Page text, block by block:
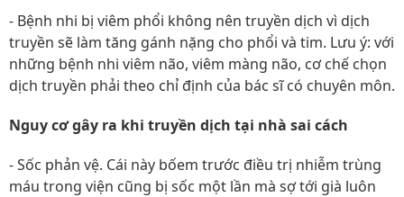
- Bệnh nhi bị viêm phổi không nên truyền dịch vì dịch
truyền sẽ làm tăng gánh nặng cho phổi và tim. Lưu ý: với
những bệnh nhi viêm não, viêm màng não, cơ chế chọn
dịch truyền phải theo chỉ định của bác sĩ có chuyên môn.
Nguy cơ gây ra khi truyền dịch tại nhà sai cách
- Sốc phản vệ. Cái này bốem trước điều trị nhiễm trùng
máu trong viện cũng bị sốc một lần mà sợ tới già luôn